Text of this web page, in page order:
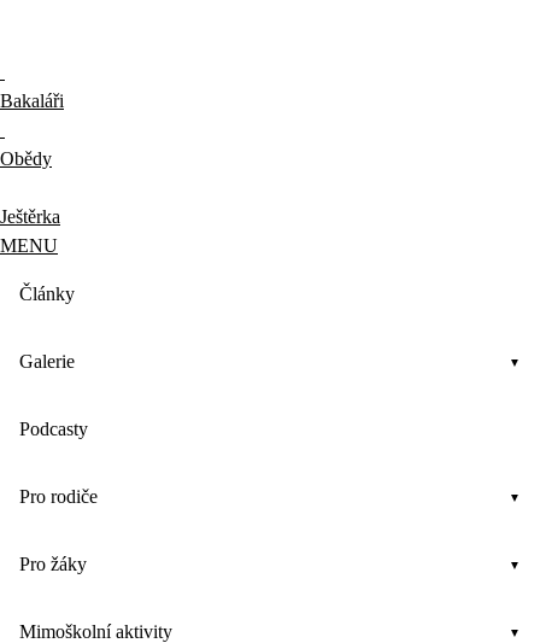
Bakaláři
Obědy
Ještěrka
MENU
Články
Galerie
Podcasty
Pro rodiče
Pro žáky
Mimoškolní aktivity